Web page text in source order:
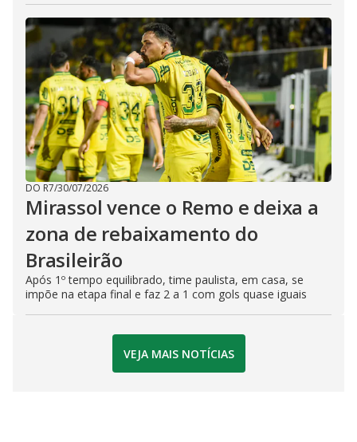
DO R7/30/07/2026
Mirassol vence o Remo e deixa a
zona de rebaixamento do
Brasileirão
Após 1º tempo equilibrado, time paulista, em casa, se
impõe na etapa final e faz 2 a 1 com gols quase iguais
VEJA MAIS NOTÍCIAS